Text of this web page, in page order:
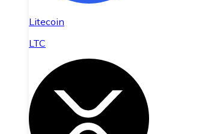
Litecoin
LTC